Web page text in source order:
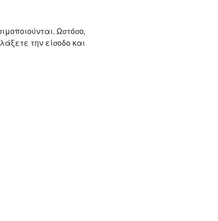
Ωστόσο,
την είσοδο και